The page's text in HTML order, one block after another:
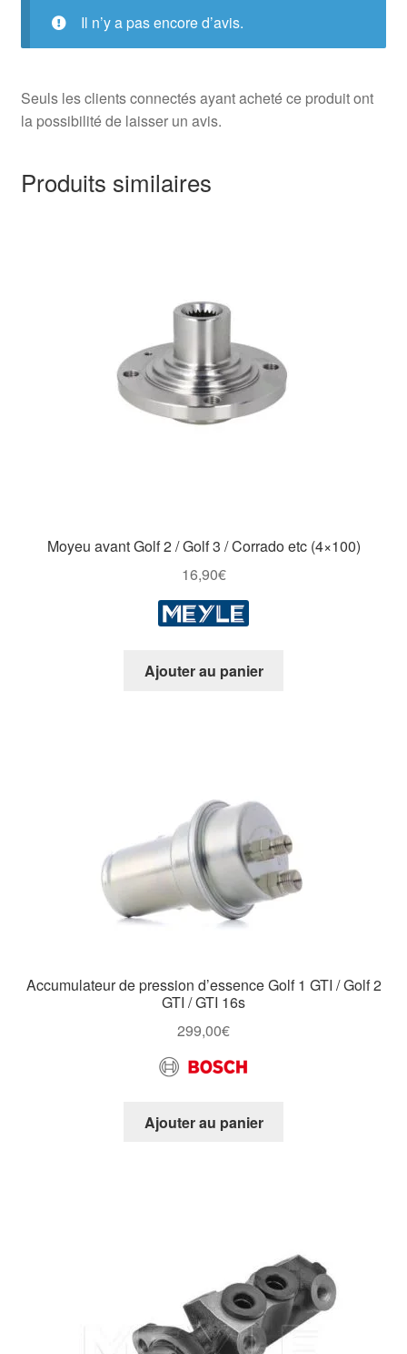
Il n’y a pas encore d’avis.
Seuls les clients connectés ayant acheté ce produit ont
la possibilité de laisser un avis.
Produits similaires
Moyeu avant Golf 2 / Golf 3 / Corrado etc (4×100)
16,90€
Ajouter au panier
Accumulateur de pression d’essence Golf 1 GTI / Golf 2
GTI / GTI 16s
299,00€
Ajouter au panier